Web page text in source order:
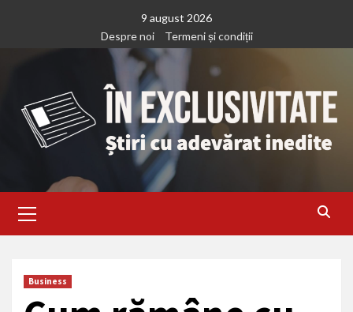
9 august 2026
Despre noi
Termeni și condiții
Menu
Business